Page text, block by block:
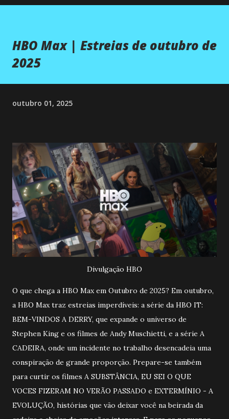
HBO Max | Estreias de outubro de
2025
outubro 01, 2025
Divulgação HBO
O que chega a HBO Max em Outubro de 2025? Em outubro,
a HBO Max traz estreias imperdíveis: a série da HBO IT:
BEM-VINDOS A DERRY, que expande o universo de
Stephen King e os filmes de Andy Muschietti, e a série A
CADEIRA, onde um incidente no trabalho desencadeia uma
conspiração de grande proporção. Prepare-se também
para curtir os filmes A SUBSTÂNCIA, EU SEI O QUE
VOCES FIZERAM NO VERÃO PASSADO e EXTERMÍNIO - A
EVOLUÇÃO, histórias que vão deixar você na beirada da